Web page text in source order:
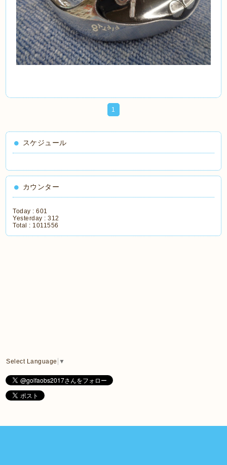
1
スケジュール
カウンター
Today :601
Yesterday :312
Total : 1011556
Select Language ▼